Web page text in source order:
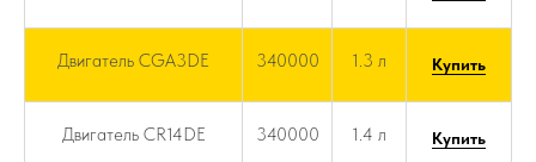
Двигатель CGA3DE 340000 1.3 л Купить
Двигатель CR14DE 340000 1.4 л Купить